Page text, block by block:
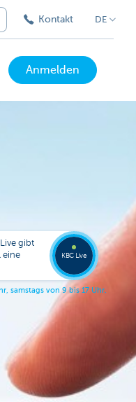
Kontakt DE
Anmelden
gibt
eine
r, samstags von 9 bis 17 Uhr.
KBC Live
Live
078
353
138